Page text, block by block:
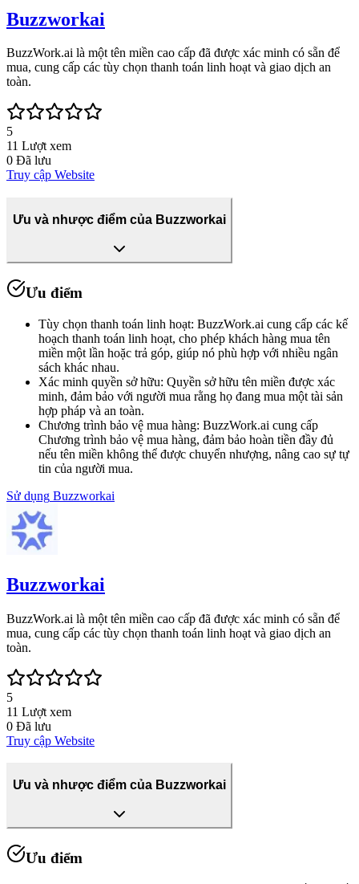
Buzzworkai
BuzzWork.ai là một tên miền cao cấp đã được xác minh có sẵn để
mua, cung cấp các tùy chọn thanh toán linh hoạt và giao dịch an
toàn.
5
11 Lượt xem
0 Đã lưu
Truy cập Website
Ưu và nhược điểm của Buzzworkai
Ưu điểm
Tùy chọn thanh toán linh hoạt: BuzzWork.ai cung cấp các kế
hoạch thanh toán linh hoạt, cho phép khách hàng mua tên
miền một lần hoặc trả góp, giúp nó phù hợp với nhiều ngân
sách khác nhau.
Xác minh quyền sở hữu: Quyền sở hữu tên miền được xác
minh, đảm bảo với người mua rằng họ đang mua một tài sản
hợp pháp và an toàn.
Chương trình bảo vệ mua hàng: BuzzWork.ai cung cấp
Chương trình bảo vệ mua hàng, đảm bảo hoàn tiền đầy đủ
nếu tên miền không thể được chuyển nhượng, nâng cao sự tự
tin của người mua.
Sử dụng Buzzworkai
Buzzworkai
BuzzWork.ai là một tên miền cao cấp đã được xác minh có sẵn để
mua, cung cấp các tùy chọn thanh toán linh hoạt và giao dịch an
toàn.
5
11 Lượt xem
0 Đã lưu
Truy cập Website
Ưu và nhược điểm của Buzzworkai
Ưu điểm